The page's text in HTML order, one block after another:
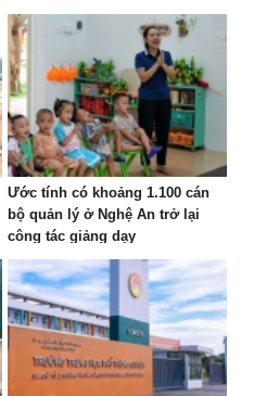
15/8
Ước tính có khoảng 1.100 cán
bộ quản lý ở Nghệ An trở lại
công tác giảng dạy